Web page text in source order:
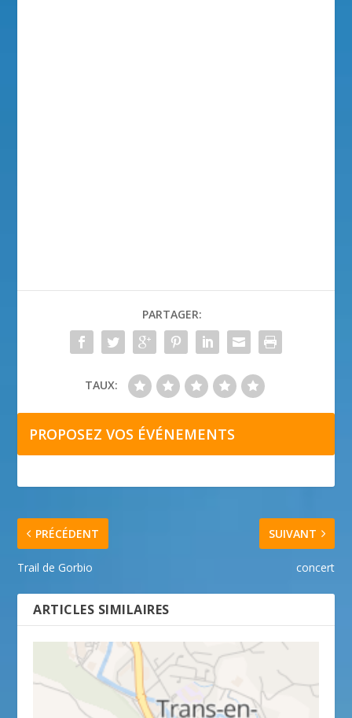
PARTAGER:
TAUX:
PROPOSEZ VOS ÉVÉNEMENTS
PRÉCÉDENT
Trail de Gorbio
SUIVANT
concert
ARTICLES SIMILAIRES